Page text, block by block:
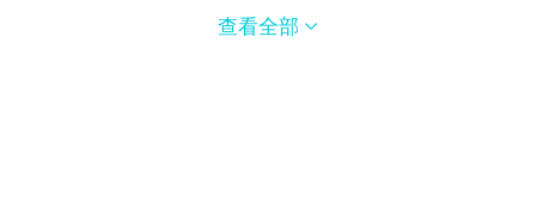
问讯电话：0570-3025048。
查看全部 